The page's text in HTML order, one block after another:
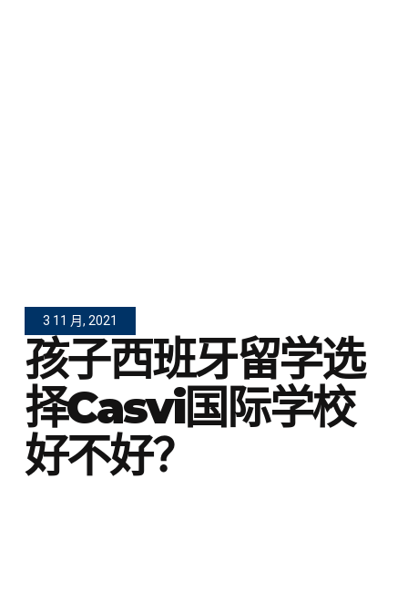
3 11 月, 2021
孩子西班牙留学选
择Casvi国际学校
好不好？